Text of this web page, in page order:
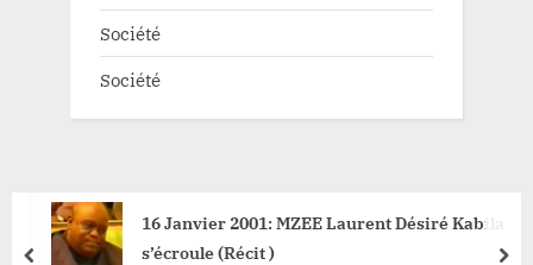
Société
Société
16 Janvier 2001: MZEE Laurent Désiré Kabila
s’écroule (Récit )